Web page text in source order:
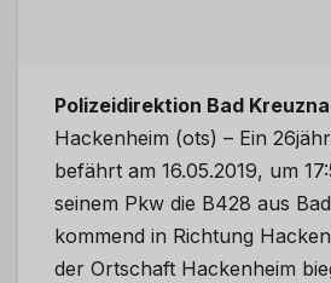
Polizeidirektion Bad
Hackenheim (ots) – Ein
befährt am 16.05.2019, um
seinem Pkw die B428 aus
kommend in Richtung
der Ortschaft Hackenheim